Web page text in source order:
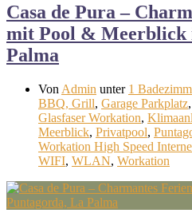
Casa de Pura –
mit Pool & Meerblick
Palma
Von Admin unter 1
BBQ, Grill, Garage Parkplatz,
Glasfaser Workation,
Meerblick, Privatpool,
Workation High Speed
WIFI, WLAN, Workation